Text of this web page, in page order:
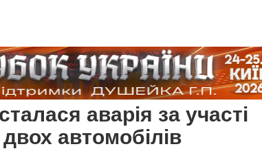
аварія за участі
автомобілів